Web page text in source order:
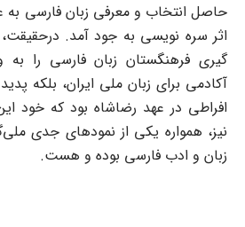
حاصل انتخاب و معرفی زبان فارسی به
اثر سره نویسی به جود آمد.
گیری فرهنگستان زبان فارسی را
آکادمی برای زبان ملی ایران، بلکه
افراطی در عهد رضاشاه بود که خود
نیز، همواره یکی از نمودهای جدی
زبان و ادب فارسی بوده و هست.